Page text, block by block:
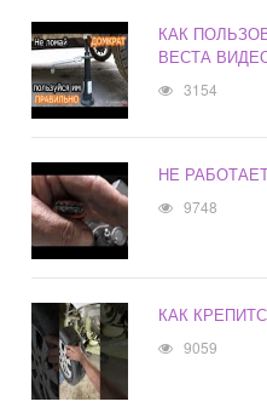
КАК
ВЕСТА
3154
НЕ
9748
КАК
9059